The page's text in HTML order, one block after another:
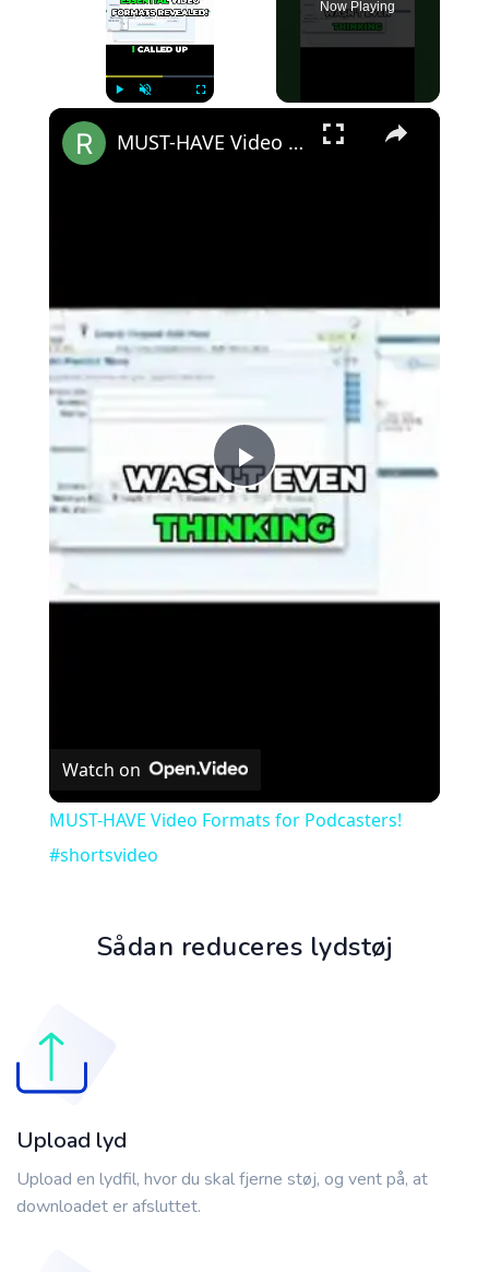
Now Playing
×
Play
Video
MUST-HAVE Video Formats for Podcasters! #shortsvideo
Watch on
MUST-HAVE Video Formats for Podcasters!
#shortsvideo
Sådan reduceres lydstøj
Upload lyd
Upload en lydfil, hvor du skal fjerne støj, og vent på, at
downloadet er afsluttet.